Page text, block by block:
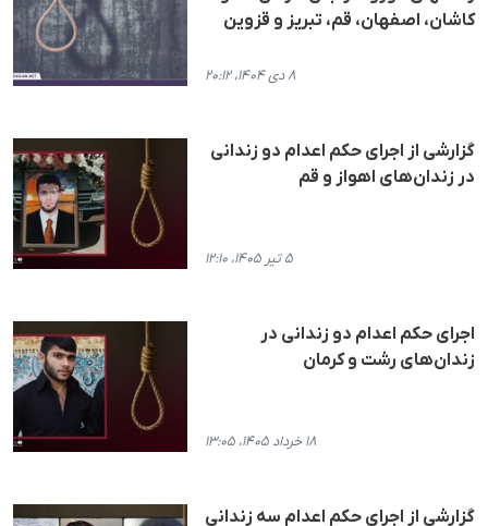
کاشان، اصفهان، قم، تبریز و قزوین
۸ دی ۱۴۰۴، ۲۰:۱۲
گزارشی از اجرای حکم اعدام دو زندانی
در زندان‌های اهواز و قم
۵ تیر ۱۴۰۵، ۱۲:۱۰
اجرای حکم اعدام دو زندانی در
زندان‌های رشت و کرمان
۱۸ خرداد ۱۴۰۵، ۱۳:۰۵
گزارشی از اجرای حکم اعدام سه زندانی